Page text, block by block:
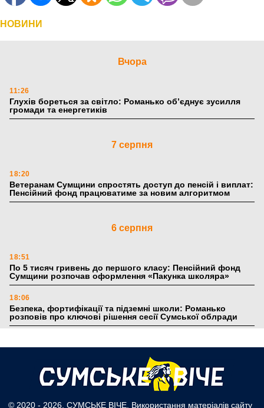
НОВИНИ
Вчора
11:26
Глухів бореться за світло: Романько об’єднує зусилля
громади та енергетиків
7 серпня
18:20
Ветеранам Сумщини спростять доступ до пенсій і виплат:
Пенсійний фонд працюватиме за новим алгоритмом
6 серпня
18:51
По 5 тисяч гривень до першого класу: Пенсійний фонд
Сумщини розпочав оформлення «Пакунка школяра»
18:06
Безпека, фортифікації та підземні школи: Романько
розповів про ключові рішення сесії Сумської облради
Поки літо плавить асфальт: 5 книжкових історій із
© 2020 - 2026, СУМСЬКЕ ВІЧЕ. Використання матеріалів сайту